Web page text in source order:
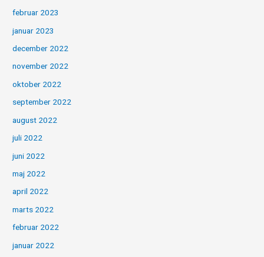
februar 2023
januar 2023
december 2022
november 2022
oktober 2022
september 2022
august 2022
juli 2022
juni 2022
maj 2022
april 2022
marts 2022
februar 2022
januar 2022